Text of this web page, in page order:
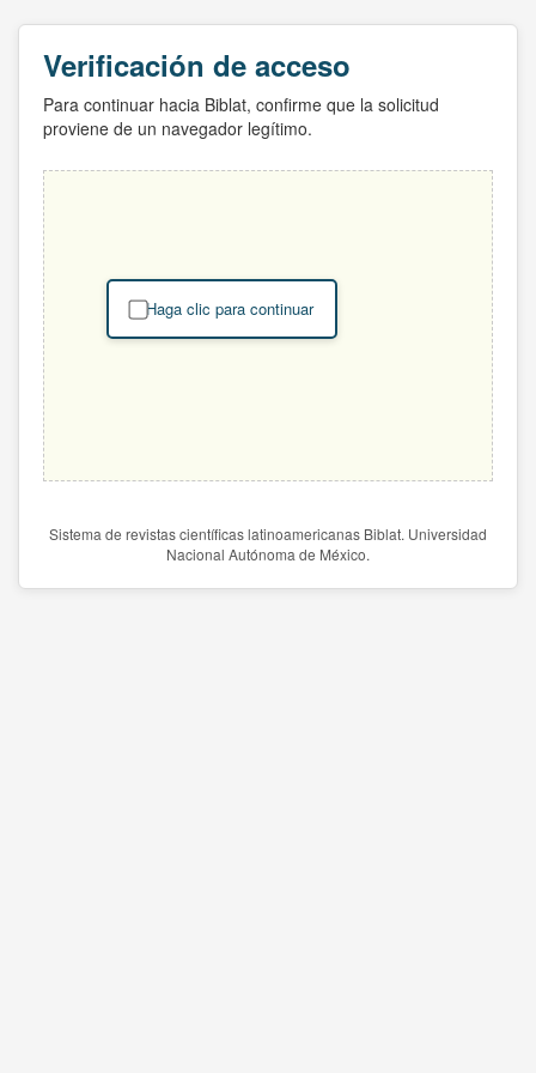
Verificación de acceso
Para continuar hacia Biblat, confirme que la solicitud
proviene de un navegador legítimo.
Haga clic para continuar
Sistema de revistas científicas latinoamericanas Biblat. Universidad
Nacional Autónoma de México.